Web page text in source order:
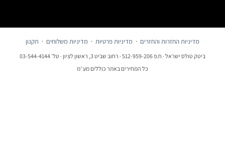
מדיניות החזרות והחזרים ·מדיניות פרטיות·מדיניות משלוחים·תקנון
ביטק טולס ישראל · ח.פ 512-959-206 · רחוב שביט 3, ראשון לציון · טל׳ 03-544-4144
כל המחירים באתר כוללים מע״מ